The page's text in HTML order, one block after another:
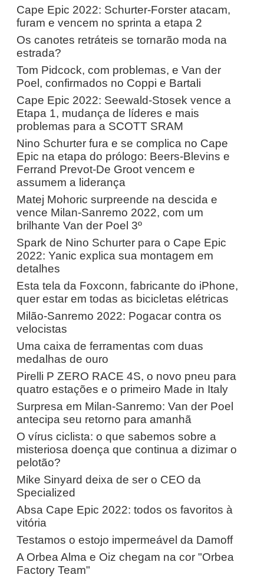
Cape Epic 2022: Schurter-Forster atacam,
furam e vencem no sprinta a etapa 2
Os canotes retráteis se tornarão moda na
estrada?
Tom Pidcock, com problemas, e Van der
Poel, confirmados no Coppi e Bartali
Cape Epic 2022: Seewald-Stosek vence a
Etapa 1, mudança de líderes e mais
problemas para a SCOTT SRAM
Nino Schurter fura e se complica no Cape
Epic na etapa do prólogo: Beers-Blevins e
Ferrand Prevot-De Groot vencem e
assumem a liderança
Matej Mohoric surpreende na descida e
vence Milan-Sanremo 2022, com um
brilhante Van der Poel 3º
Spark de Nino Schurter para o Cape Epic
2022: Yanic explica sua montagem em
detalhes
Esta tela da Foxconn, fabricante do iPhone,
quer estar em todas as bicicletas elétricas
Milão-Sanremo 2022: Pogacar contra os
velocistas
Uma caixa de ferramentas com duas
medalhas de ouro
Pirelli P ZERO RACE 4S, o novo pneu para
quatro estações e o primeiro Made in Italy
Surpresa em Milan-Sanremo: Van der Poel
antecipa seu retorno para amanhã
O vírus ciclista: o que sabemos sobre a
misteriosa doença que continua a dizimar o
pelotão?
Mike Sinyard deixa de ser o CEO da
Specialized
Absa Cape Epic 2022: todos os favoritos à
vitória
Testamos o estojo impermeável da Damoff
A Orbea Alma e Oiz chegam na cor "Orbea
Factory Team"